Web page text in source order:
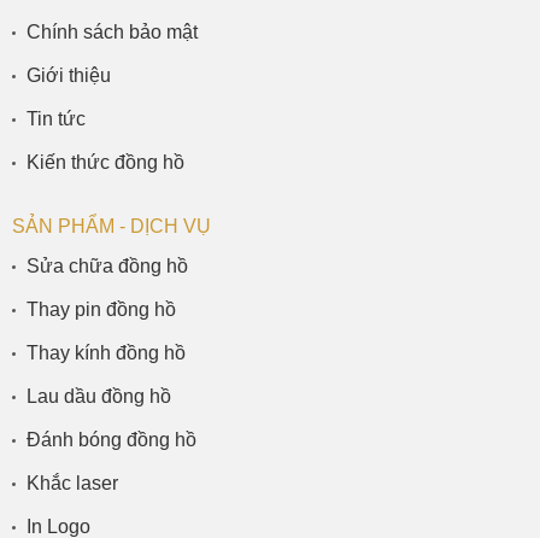
Chính sách bảo mật
Giới thiệu
Tin tức
Kiến thức đồng hồ
SẢN PHẨM - DỊCH VỤ
Sửa chữa đồng hồ
Thay pin đồng hồ
Thay kính đồng hồ
Lau dầu đồng hồ
Đánh bóng đồng hồ
Khắc laser
In Logo